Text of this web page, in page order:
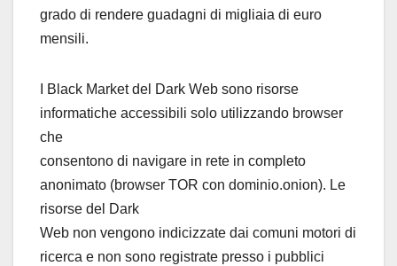
grado di rendere guadagni di migliaia di euro
mensili.
I Black Market del Dark Web sono risorse
informatiche accessibili solo utilizzando browser
che
consentono di navigare in rete in completo
anonimato (browser TOR con dominio.onion). Le
risorse del Dark
Web non vengono indicizzate dai comuni motori di
ricerca e non sono registrate presso i pubblici